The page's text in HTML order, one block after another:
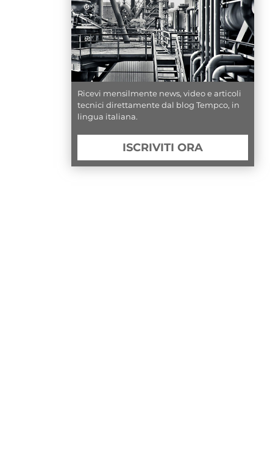
Ricevi mensilmente news, video e articoli
tecnici direttamente dal blog Tempco, in
lingua italiana.
ISCRIVITI ORA